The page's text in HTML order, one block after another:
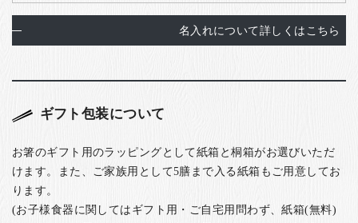
名入れについて詳しくはこちら
ギフト包装について
お箸のギフト用のラッピングとして紙箱と桐箱がお選びいただ
けます。また、ご家族用として5膳まで入る紙箱もご用意してお
ります。
(お子様食器に関してはギフト用・ご自宅用問わず、紙箱(無料)